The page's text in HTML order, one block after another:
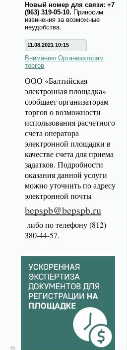
Новый номер для связи: +7
(963) 319-05-10. Приносим
извинения за возможные
неудобства.
11.08.2021 10:15
Вниманию Организаторам
торгов
ООО «Балтийская
электронная площадка»
сообщает организаторам
торгов о возможности
использования расчетного
счета оператора
электронной площадки в
качестве счета для приема
задатков. Подробности
оказания данной услуги
можно уточнить по адресу
электронной почты
bepspb@bepspb.ru
либо по телефону (812)
380-44-57.